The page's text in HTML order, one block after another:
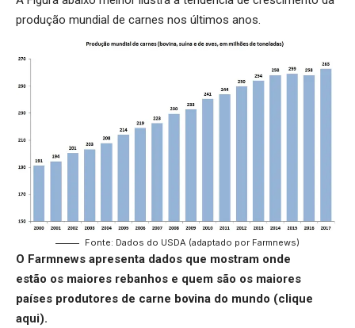
produção mundial de carnes nos últimos anos.
Fonte: Dados do USDA (adaptado por Farmnews)
O Farmnews apresenta dados que mostram onde
estão os maiores rebanhos e quem são os maiores
países produtores de carne bovina do mundo (clique
aqui).